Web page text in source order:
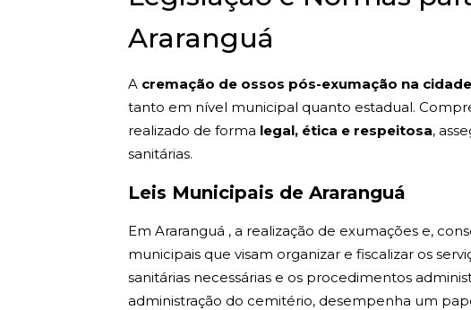
Araranguá
A cremação de ossos pós-exumação na
tanto em nível municipal quanto estadual.
realizado de forma legal, ética e respeitosa,
sanitárias.
Leis Municipais de Araranguá
Em Araranguá , a realização de exumações e,
municipais que visam organizar e fiscalizar os
sanitárias necessárias e os procedimentos
administração do cemitério, desempenha um